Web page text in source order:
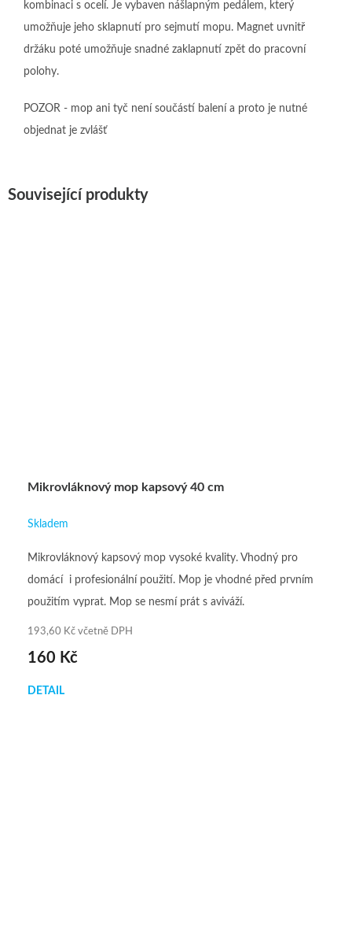
kombinaci s ocelí. Je vybaven nášlapným pedálem, který
umožňuje jeho sklapnutí pro sejmutí mopu. Magnet uvnitř
držáku poté umožňuje snadné zaklapnutí zpět do pracovní
polohy.
POZOR - mop ani tyč není součástí balení a proto je nutné
objednat je zvlášť
Související produkty
Mikrovláknový mop kapsový 40 cm
Skladem
193,60 Kč včetně DPH
160 Kč
DETAIL
Mikrovláknový kapsový mop vysoké kvality. Vhodný pro
domácí i profesionální použití. Mop je vhodné před prvním
použitím vyprat. Mop se nesmí prát s aviváží.